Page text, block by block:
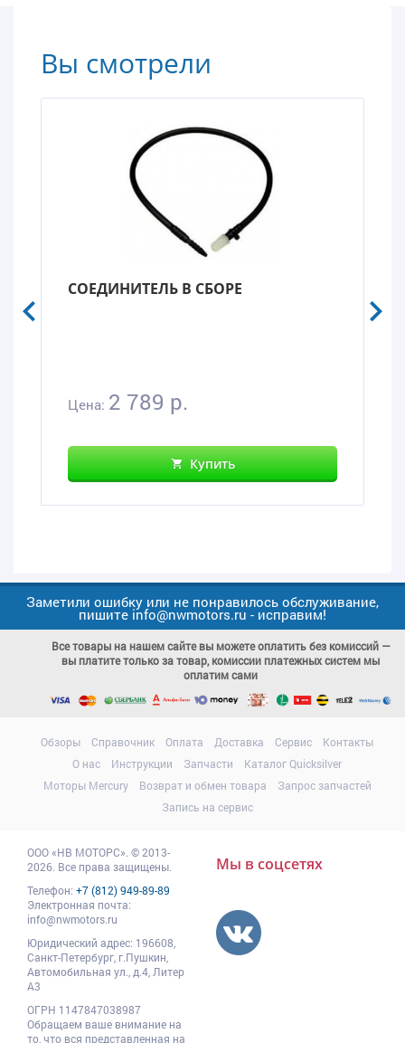
Вы смотрели
СОЕДИНИТЕЛЬ В СБОРЕ
Цена: 2 789 р.
Купить
Заметили ошибку или не понравилось обслуживание,
пишите info@nwmotors.ru - исправим!
Все товары на нашем сайте вы можете оплатить без комиссий —
вы платите только за товар, комиссии платежных систем мы
оплатим сами
Обзоры Справочник Оплата Доставка Сервис
Контакты
О нас
Инструкции Запчасти
Каталог Quicksilver
Моторы Mercury
Возврат и обмен товара
Запрос запчастей
Запись на сервис
ООО«НВ МОТОРС» © 2013-
2026. Все права защищены.
Телефон: +7 (812) 949-89-89
Электронная почта:
info@nwmotors.ru
Юридический адрес: 196608
Санкт-Петербург, г.Пушкин
Автомобильная ул., д.4, Литер
А3
ОГРН 1147847038987
Обращаем ваше внимание на
то, что вся представленная на
Мы в соцсетях